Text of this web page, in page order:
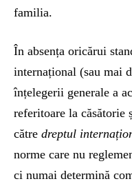
familia.
În absența oricărui
internațional (sau mai
înțelegerii generale a
referitoare la căsătorie
către dreptul
norme care nu
ci numai determină